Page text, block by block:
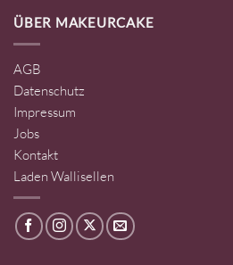
ÜBER MAKEURCAKE
AGB
Datenschutz
Impressum
Jobs
Kontakt
Laden Wallisellen